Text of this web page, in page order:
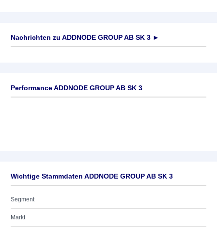
Nachrichten zu ADDNODE GROUP AB SK 3 ►
Performance ADDNODE GROUP AB SK 3
Wichtige Stammdaten ADDNODE GROUP AB SK 3
Segment
Markt